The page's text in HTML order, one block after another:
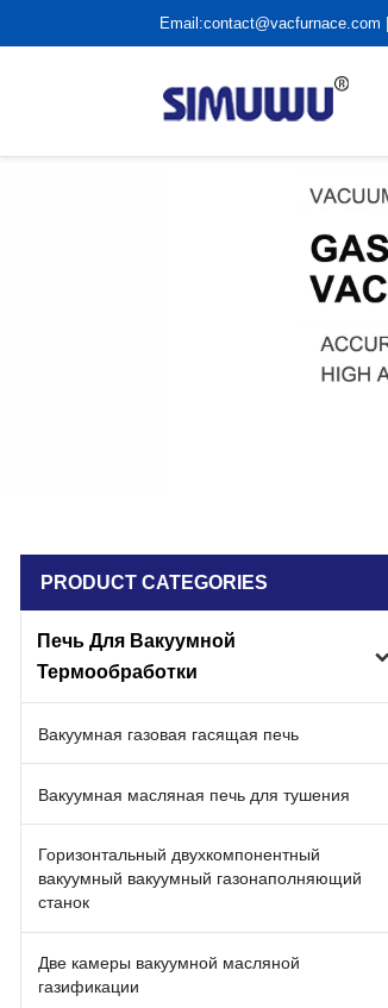
Email:contact@vacfurnace.com
PRODUCT CATEGORIES
Печь Для Вакуумной
Термообработки
Вакуумная газовая гасящая печь
Вакуумная масляная печь для тушения
Горизонтальный двухкомпонентный
вакуумный вакуумный газонаполняющий
станок
Две камеры вакуумной масляной
газификации